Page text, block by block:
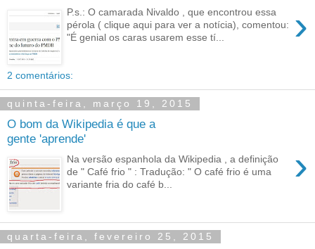
›
P.s.: O camarada Nivaldo , que encontrou essa
pérola ( clique aqui para ver a notícia), comentou:
"É genial os caras usarem esse tí...
2 comentários:
quinta-feira, março 19, 2015
O bom da Wikipedia é que a
gente 'aprende'
›
Na versão espanhola da Wikipedia , a definição
de " Café frio " : Tradução: " O café frio é uma
variante fria do café b...
quarta-feira, fevereiro 25, 2015